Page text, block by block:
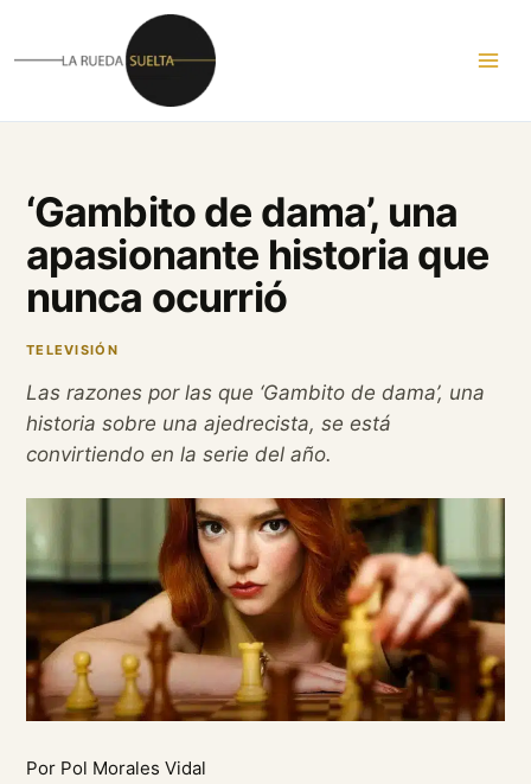
contenido
‘Gambito de dama’, una
apasionante historia que
nunca ocurrió
TELEVISIÓN
Las razones por las que ‘Gambito de dama’, una
historia sobre una ajedrecista, se está
convirtiendo en la serie del año.
Por Pol Morales Vidal